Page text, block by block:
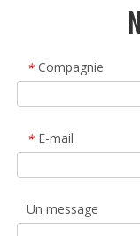
* Compagnie
* E-mail
Un message